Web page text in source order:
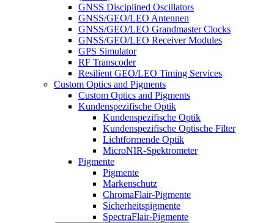
GNSS Disciplined Oscillators
GNSS/GEO/LEO Antennen
GNSS/GEO/LEO Grandmaster Clocks
GNSS/GEO/LEO Receiver Modules
GPS Simulator
RF Transcoder
Resilient GEO/LEO Timing Services
Custom Optics and Pigments
Custom Optics and Pigments
Kundenspezifische Optik
Kundenspezifische Optik
Kundenspezifische Optische Filter
Lichtformende Optik
MicroNIR-Spektrometer
Pigmente
Pigmente
Markenschutz
ChromaFlair-Pigmente
Sicherheitspigmente
SpectraFlair-Pigmente